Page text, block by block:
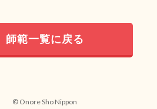
師範一覧に戻る
© Onore Sho Nippon